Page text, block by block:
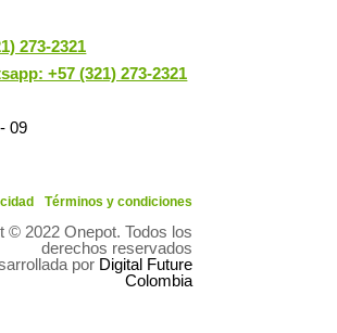
273-2321
+57 (321) 273-2321
09
Términos y condiciones
© 2022 Onepot. Todos los
derechos reservados
por Digital Future
Colombia